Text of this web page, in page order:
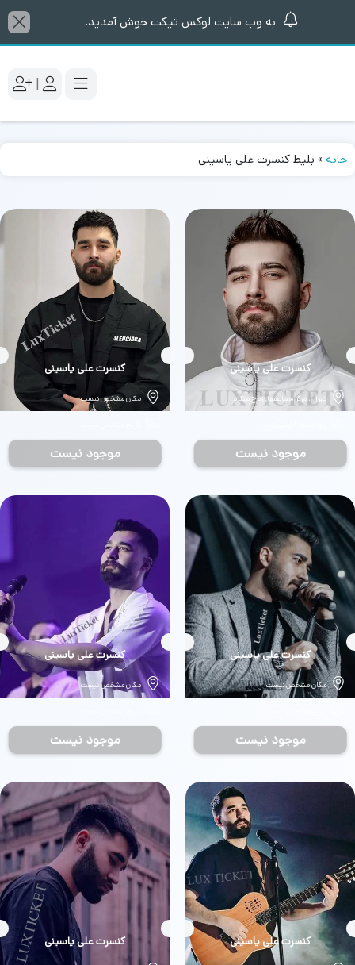
به وب سایت لوکس تیکت خوش آمدید.
|
خانه » بلیط کنسرت علی یاسینی
بلیط
کنسرت علی یاسینی
تهران، مرکز همایشهای برج میلاد
موجود نیست
بلیط
کنسرت علی یاسینی
مکان مشخص نیست
موجود نیست
بلیط
کنسرت علی یاسینی
مکان مشخص نیست
موجود نیست
بلیط
کنسرت علی یاسینی
مکان مشخص نیست
موجود نیست
بلیط
کنسرت علی یاسینی بلیط
کنسرت علی یاسینی